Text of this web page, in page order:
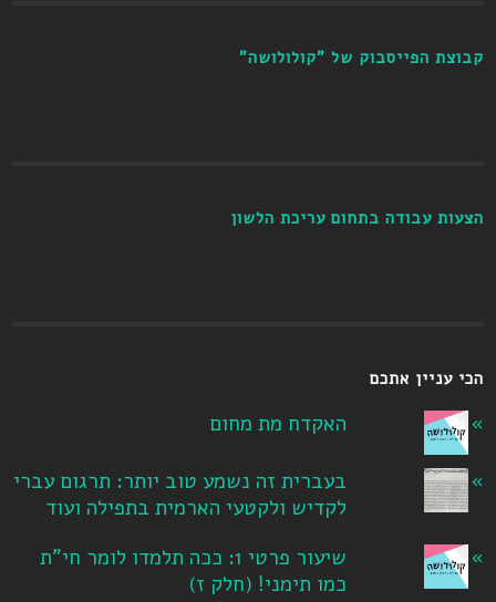
קבוצת הפייסבוק של "קולולושה"
הצעות עבודה בתחום עריכת הלשון
הכי עניין אתכם
האקדח מת מחום
בעברית זה נשמע טוב יותר: תרגום עברי
לקדיש ולקטעי הארמית בתפילה ועוד
שיעור פרטי 1: ככה תלמדו לומר חי"ת
כמו תימני! ‏(חלק ז‏)